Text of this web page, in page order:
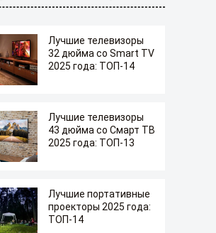
Лучшие телевизоры
32 дюйма со Smart TV
2025 года: ТОП-14
Лучшие телевизоры
43 дюйма со Смарт ТВ
2025 года: ТОП-13
Лучшие портативные
проекторы 2025 года:
ТОП-14